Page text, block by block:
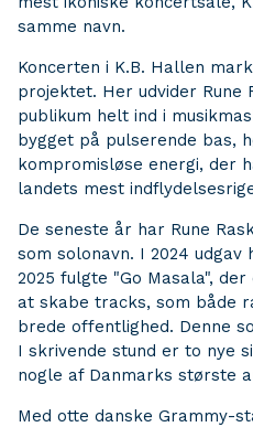
samme navn.
Koncerten i K.B. Hallen
projektet. Her udvider
publikum helt ind i
bygget på pulserende bas,
kompromisløse energi, der
landets mest
De seneste år har Rune
som solonavn. I 2024 udgav
2025 fulgte "Go Masala",
at skabe tracks, som både
brede offentlighed. Denne
I skrivende stund er to nye
nogle af Danmarks største
Med otte danske Grammy-